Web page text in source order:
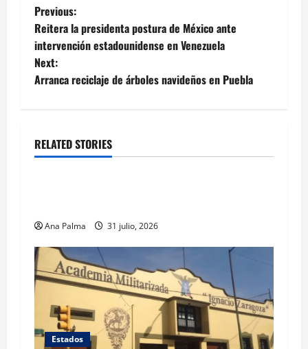
Post
navigation
Previous:
Reitera la presidenta postura de México ante
intervención estadounidense en Venezuela
Next:
Arranca reciclaje de árboles navideños en Puebla
RELATED STORIES
Estados
Ana Palma 31 julio, 2026
Estados